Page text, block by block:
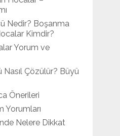
Nedir? Boşanma
Kimdir?
Yorum ve
Çözülür? Büyü
Önerileri
Yorumları
Nelere Dikkat